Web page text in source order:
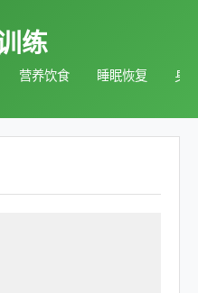
练
营养饮食 睡眠恢复 身